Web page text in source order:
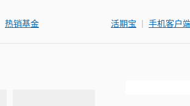
热销基金 活期宝 | 手机客户